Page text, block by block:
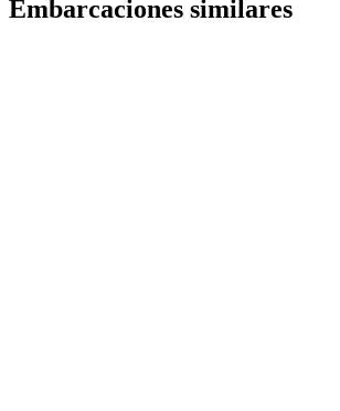
Embarcaciones similares